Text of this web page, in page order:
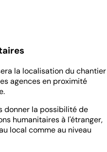
la localisation du chantier
agences en proximité
donner la possibilité de
humanitaires à l'étranger,
local comme au niveau